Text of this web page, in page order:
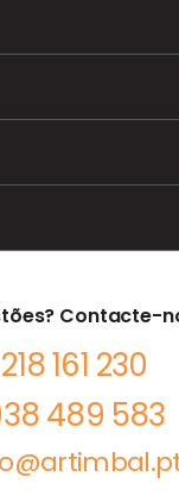
Contacte-
218 161 230
489 583